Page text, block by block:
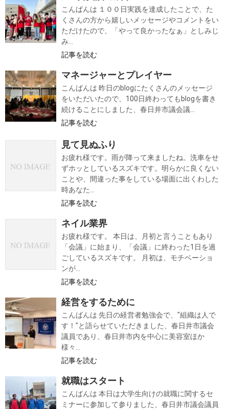
こんばんは １００日実践を達成したことで、た
くさんの方から嬉しいメッセージやコメントをい
ただけたので、「やって良かったなぁ」としみじ
み...
記事を読む
マネージャーとプレイヤー
こんばんは 昨日のblogにたくさんのメッセージ
をいただいたので、100日終わってもblogを書き
続けることにしました、春日井市議会議...
記事を読む
見て見ぬふり
お疲れ様です。雨が降って来ましたね。洗車をせ
ずホッとしているスズキです。明らかに良くない
ことや、間違った事をしている場面に出くわした
時あなた...
記事を読む
ネイル業界
お疲れ様です。 本日は、月初と言うこともあり
「会議」に始まり、「会議」に終わった1日を過
ごしているスズキです。 月初は、モチベーショ
ンが...
記事を読む
経営をするために
こんばんは 先日の経営者勉強会で、"組織は人で
す！"と語らせていただきました、春日井市議会
議員であり、春日井市内を中心に美容室ほか
様々...
記事を読む
就職はスタート
こんばんは 本日は大学生向けの就職に関するセ
ミナーに参加して参りました、春日井市議会議員